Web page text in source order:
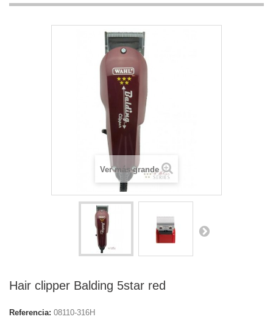
Ver más grande
Hair clipper Balding 5star red
Referencia: 08110-316H